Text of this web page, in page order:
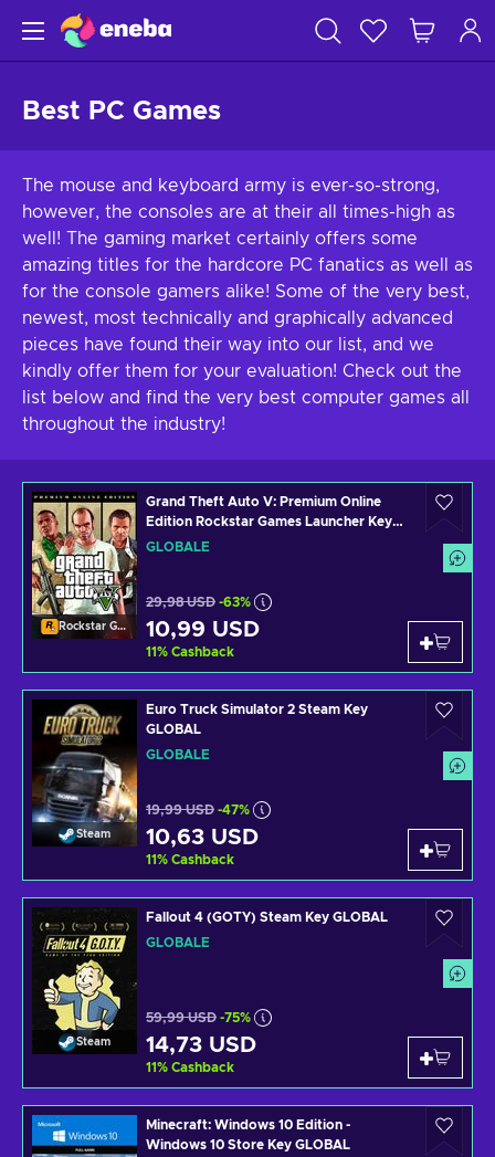
Best PC Games
The mouse and keyboard army is ever-so-strong,
however, the consoles are at their all times-high as
well! The gaming market certainly offers some
amazing titles for the hardcore PC fanatics as well as
for the console gamers alike! Some of the very best,
newest, most technically and graphically advanced
pieces have found their way into our list, and we
kindly offer them for your evaluation! Check out the
list below and find the very best computer games all
throughout the industry!
Rockstar Games Launcher
Grand Theft Auto V: Premium Online
Edition Rockstar Games Launcher Key
GLOBAL
GLOBALE
29,98 USD -63%
10,99 USD
11% Cashback
Steam
Euro Truck Simulator 2 Steam Key
GLOBAL
GLOBALE
19,99 USD -47%
10,63 USD
11% Cashback
Steam
Fallout 4 (GOTY) Steam Key GLOBAL
GLOBALE
59,99 USD -75%
14,73 USD
11% Cashback
Minecraft: Windows 10 Edition -
Windows 10 Store Key GLOBAL